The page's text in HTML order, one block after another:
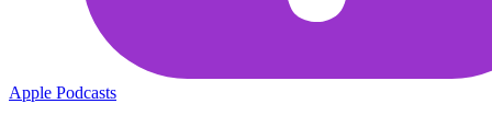
Apple Podcasts